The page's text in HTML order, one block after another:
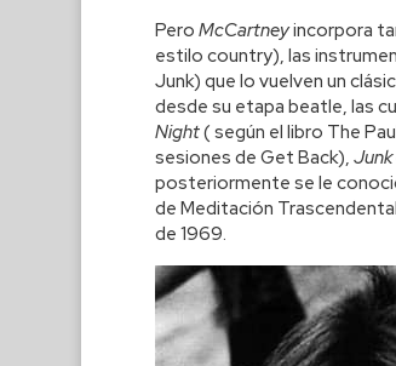
Pero McCartneyincorpora
estilo country), las
Junk) que lo vuelven un
desde su etapa beatle, las
Night( según el libro The
sesiones de Get Back), Junk
posteriormente se le
de Meditación
de 1969.